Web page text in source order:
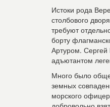
Истоки рода
столбового
требуют
борту
Артуром.
адъютантом
Много было
земных
морского